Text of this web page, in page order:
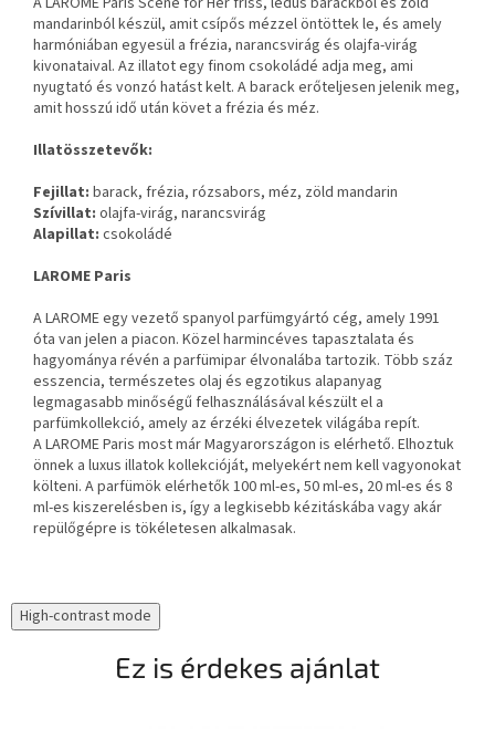
mandarinból készül, amit csípős mézzel öntöttek le, és amely
harmóniában egyesül a frézia, narancsvirág és olajfa-virág
kivonataival. Az illatot egy finom csokoládé adja meg, ami
nyugtató és vonzó hatást kelt. A barack erőteljesen jelenik meg,
amit hosszú idő után követ a frézia és méz.
Illatösszetevők:
Fejillat: barack, frézia, rózsabors, méz, zöld mandarin
Szívillat: olajfa-virág, narancsvirág
Alapillat: csokoládé
LAROME Paris
A LAROME egy vezető spanyol parfümgyártó cég, amely 1991
óta van jelen a piacon. Közel harmincéves tapasztalata és
hagyománya révén a parfümipar élvonalába tartozik. Több száz
esszencia, természetes olaj és egzotikus alapanyag
legmagasabb minőségű felhasználásával készült el a
parfümkollekció, amely az érzéki élvezetek világába repít.
A LAROME Paris most már Magyarországon is elérhető. Elhoztuk
önnek a luxus illatok kollekcióját, melyekért nem kell vagyonokat
költeni. A parfümök elérhetők 100 ml-es, 50 ml-es, 20 ml-es és 8
ml-es kiszerelésben is, így a legkisebb kézitáskába vagy akár
repülőgépre is tökéletesen alkalmasak.
High-contrast mode
Ez is érdekes ajánlat